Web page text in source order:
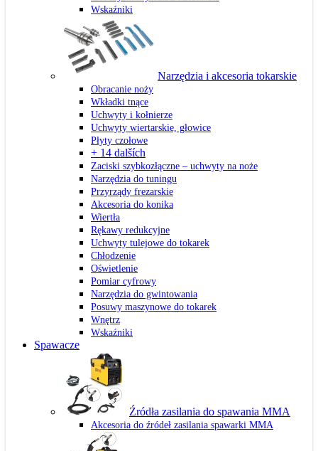
Wskaźniki
Narzędzia i akcesoria tokarskie
Obracanie noży
Wkładki tnące
Uchwyty i kołnierze
Uchwyty wiertarskie, głowice
Płyty czołowe
+ 14 dalších
Zaciski szybkozłączne – uchwyty na noże
Narzędzia do tuningu
Przyrządy frezarskie
Akcesoria do konika
Wiertła
Rękawy redukcyjne
Uchwyty tulejowe do tokarek
Chłodzenie
Oświetlenie
Pomiar cyfrowy
Narzędzia do gwintowania
Posuwy maszynowe do tokarek
Wnętrz
Wskaźniki
Spawacze
Źródła zasilania do spawania MMA
Akcesoria do źródeł zasilania spawarki MMA